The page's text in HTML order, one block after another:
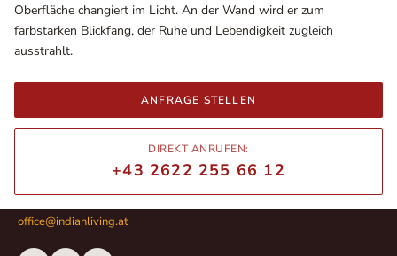
Oberfläche changiert im Licht. An der Wand wird er zum
farbstarken Blickfang, der Ruhe und Lebendigkeit zugleich
ausstrahlt.
ANFRAGE STELLEN
DIREKT ANRUFEN:
+43 2622 255 66 12
Wiener Straße – Werkstraße 111
+43 2622 255 66 12
office@indianliving.at